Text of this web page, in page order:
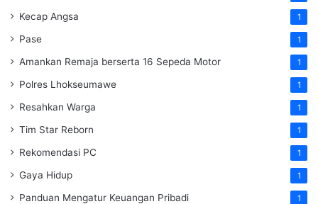
Kecap Angsa 1
Pase 1
Amankan Remaja berserta 16 Sepeda Motor 1
Polres Lhokseumawe 1
Resahkan Warga 1
Tim Star Reborn 1
Rekomendasi PC 1
Gaya Hidup 1
Panduan Mengatur Keuangan Pribadi 1